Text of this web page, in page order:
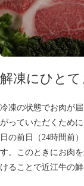
解凍にひとて
冷凍の状態でお肉が
がっていただくため
日の前日（24時間前
す。このときにお肉
けることで近江牛の